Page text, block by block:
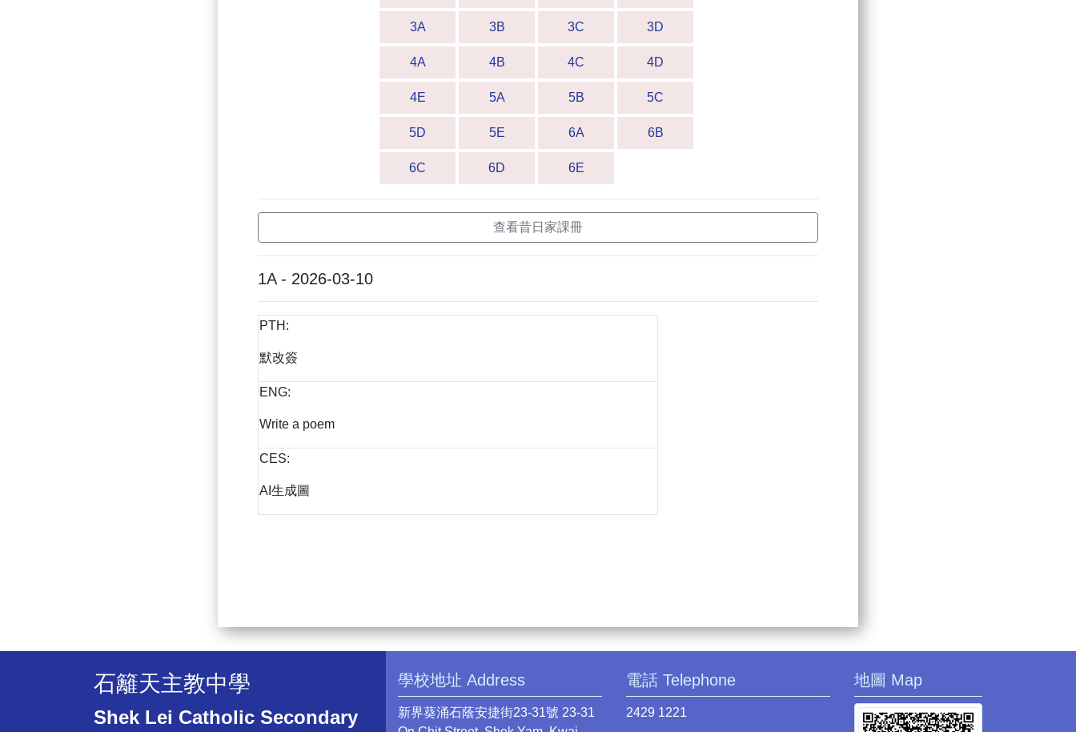
3A 3B 3C 3D
4A 4B 4C 4D
4E 5A 5B 5C
5D 5E 6A 6B
6C 6D 6E
查看昔日家課冊
1A - 2026-03-10
PTH:
默改簽
ENG:
Write a poem
CES:
AI生成圖
石籬天主教中學
Shek Lei Catholic Secondary
學校地址 Address
新界葵涌石蔭安捷街23-31號 23-31
電話 Telephone
2429 1221
地圖 Map